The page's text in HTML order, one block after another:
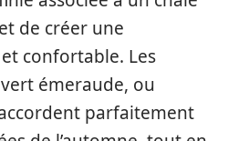
de créer une
confortable. Les
émeraude, ou
parfaitement